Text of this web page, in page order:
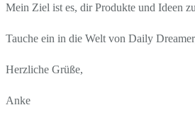
Mein Ziel ist es, dir Produkte und Ideen
Tauche ein in die Welt von Daily
Herzliche Grüße,
Anke